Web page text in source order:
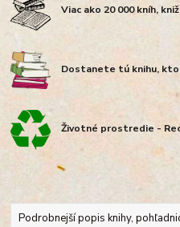
Viac ako 20 000 kníh,
Dostanete tú knihu,
Životné prostredie -
Podrobnejší popis knihy,